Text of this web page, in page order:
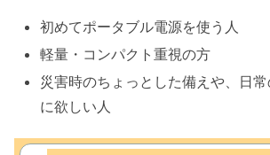
初めてポータブル電源を使う人
軽量・コンパクト重視の方
災害時のちょっとした備えや、日
に欲しい人